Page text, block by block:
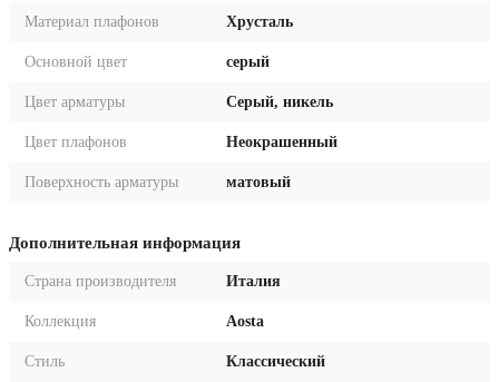
Материал плафонов Хрусталь
Основной цвет серый
Цвет арматуры Серый, никель
Цвет плафонов Неокрашенный
Поверхность арматуры матовый
Дополнительная информация
Страна производителя Италия
Коллекция Aosta
Стиль Классический